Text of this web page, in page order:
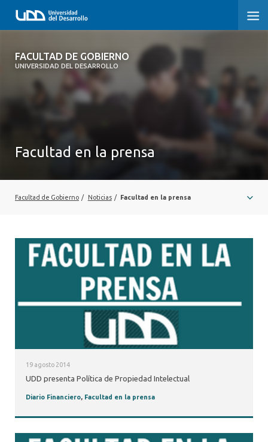
FACULTAD DE GOBIERNO
UNIVERSIDAD DEL DESARROLLO
FACULTAD DE GOBIERNO
Facultad en la prensa
Facultad de Gobierno / Noticias / Facultad en la prensa
19 agosto 2014
UDD presenta Política de Propiedad Intelectual
Diario Financiero, Facultad en la prensa